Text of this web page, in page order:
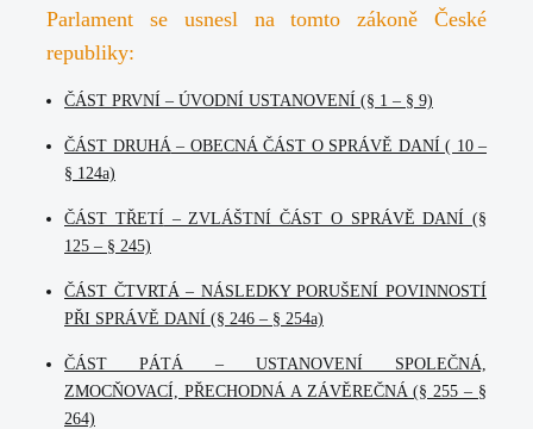
Parlament se usnesl na tomto zákoně České
republiky:
ČÁST PRVNÍ – ÚVODNÍ USTANOVENÍ (§ 1 – § 9)
ČÁST DRUHÁ– OBECNÁ ČÁST O SPRÁVĚ DANÍ ( 10 –
§ 124a)
ČÁST TŘETÍ – ZVLÁŠTNÍ ČÁST O SPRÁVĚ DANÍ (§
125 – § 245)
ČÁST ČTVRTÁ– NÁSLEDKY PORUŠENÍ POVINNOSTÍ
PŘI SPRÁVĚ DANÍ (§ 246 – § 254a)
ČÁST PÁTÁ – USTANOVENÍ SPOLEČNÁ,
ZMOCŇOVACÍ, PŘECHODNÁ A ZÁVĚREČNÁ (§ 255 – §
264)